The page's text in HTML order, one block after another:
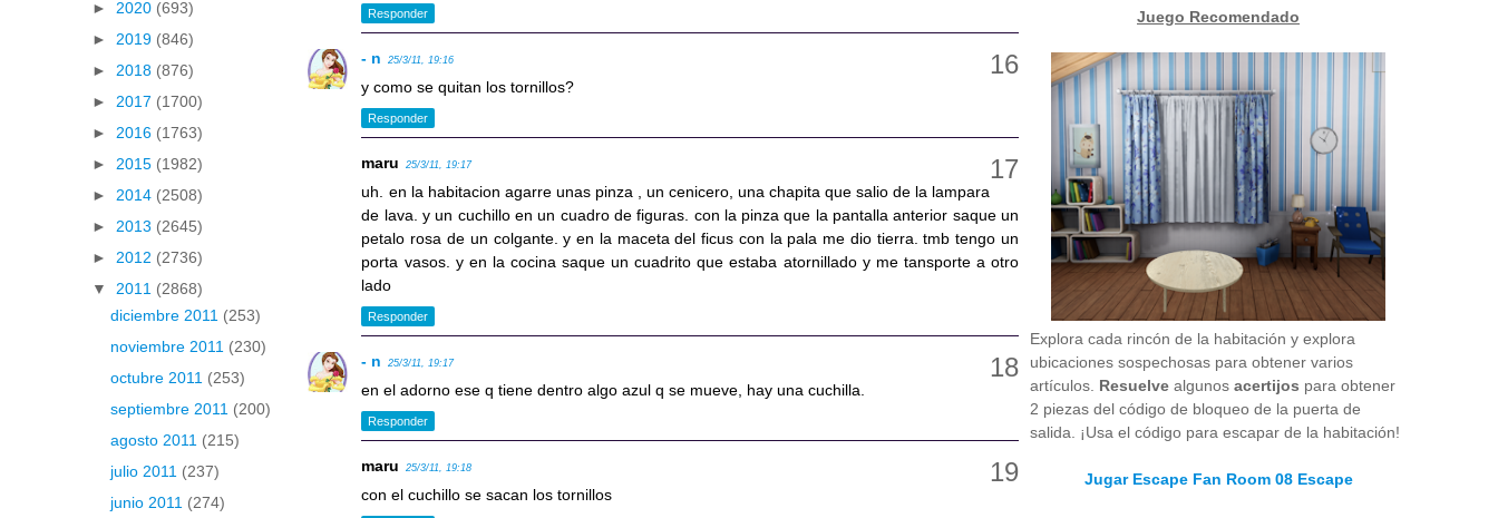
Responder
- n 25/3/11, 19:16
y como se quitan los tornillos?
Responder
maru 25/3/11, 19:17
uh. en la habitacion agarre unas pinza , un cenicero, una chapita que salio de la lampara
de lava. y un cuchillo en un cuadro de figuras. con la pinza que la pantalla anterior saque un
petalo rosa de un colgante. y en la maceta del ficus con la pala me dio tierra. tmb tengo un
porta vasos. y en la cocina saque un cuadrito que estaba atornillado y me tansporte a otro
lado
Responder
- n 25/3/11, 19:17
en el adorno ese q tiene dentro algo azul q se mueve, hay una cuchilla.
Responder
maru 25/3/11, 19:18
con el cuchillo se sacan los tornillos
► 2020 (693)
► 2019 (846)
► 2018 (876)
► 2017 (1700)
► 2016 (1763)
► 2015 (1982)
► 2014 (2508)
► 2013 (2645)
► 2012 (2736)
▼ 2011 (2868)
diciembre 2011 (253)
noviembre 2011 (230)
octubre 2011 (253)
septiembre 2011 (200)
agosto 2011 (215)
julio 2011 (237)
junio 2011 (274)
Juego Recomendado
Explora cada rincón de la habitación y explora
ubicaciones sospechosas para obtener varios
artículos. Resuelve algunos acertijos para obtener
2 piezas del código de bloqueo de la puerta de
salida. ¡Usa el código para escapar de la habitación!
Jugar Escape Fan Room 08 Escape